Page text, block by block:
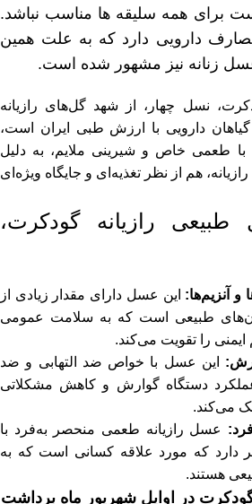
برای همه سلیقه ها مناسب نباشد.
دارویی دارد که به علت همین
زنانه نیز مشهور شده است.
نسل چهار، از شهد گل‌های رازیانه
دارویی با ارزش طبی ایران است،
طعمی خاص و شیرینی ملایم، به دلیل
هم از نظر تغذیه‌ای و جایگاه ویژه‌ای
رازیانه گودکرت،
و آنزیم‌ها: این عسل دارای مقدار زیادی از
طبیعی است که به سلامت عمومی
را تقویت می‌کند.
این عسل با خواص ضد التهابی و ضد
عملکرد دستگاه گوارش و کاهش مشکلاتی
می‌کند.
عسل رازیانه طعمی منحصر به‌فرد با
دارد که مورد علاقه کسانی است که به
هستند.
در اوایل شهریور ماه برداشت